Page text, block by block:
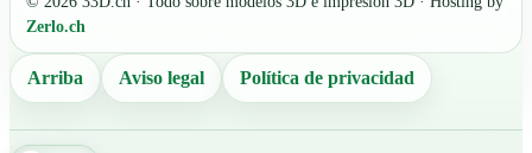
Zerlo.ch
Arriba Aviso legal Política de privacidad